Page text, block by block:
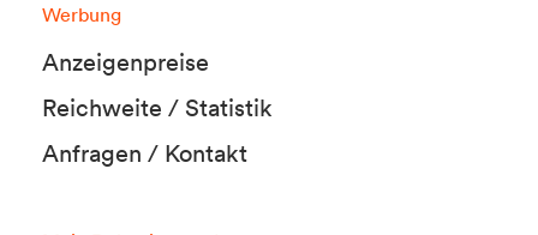
Werbung
Anzeigenpreise
Reichweite / Statistik
Anfragen / Kontakt